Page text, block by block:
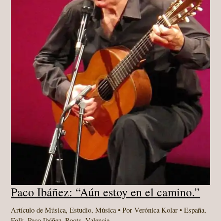
Paco Ibáñez: “Aún estoy en el camino.”
Artículo de Música,Estudio,Música• PorVerónica Kolar•España,